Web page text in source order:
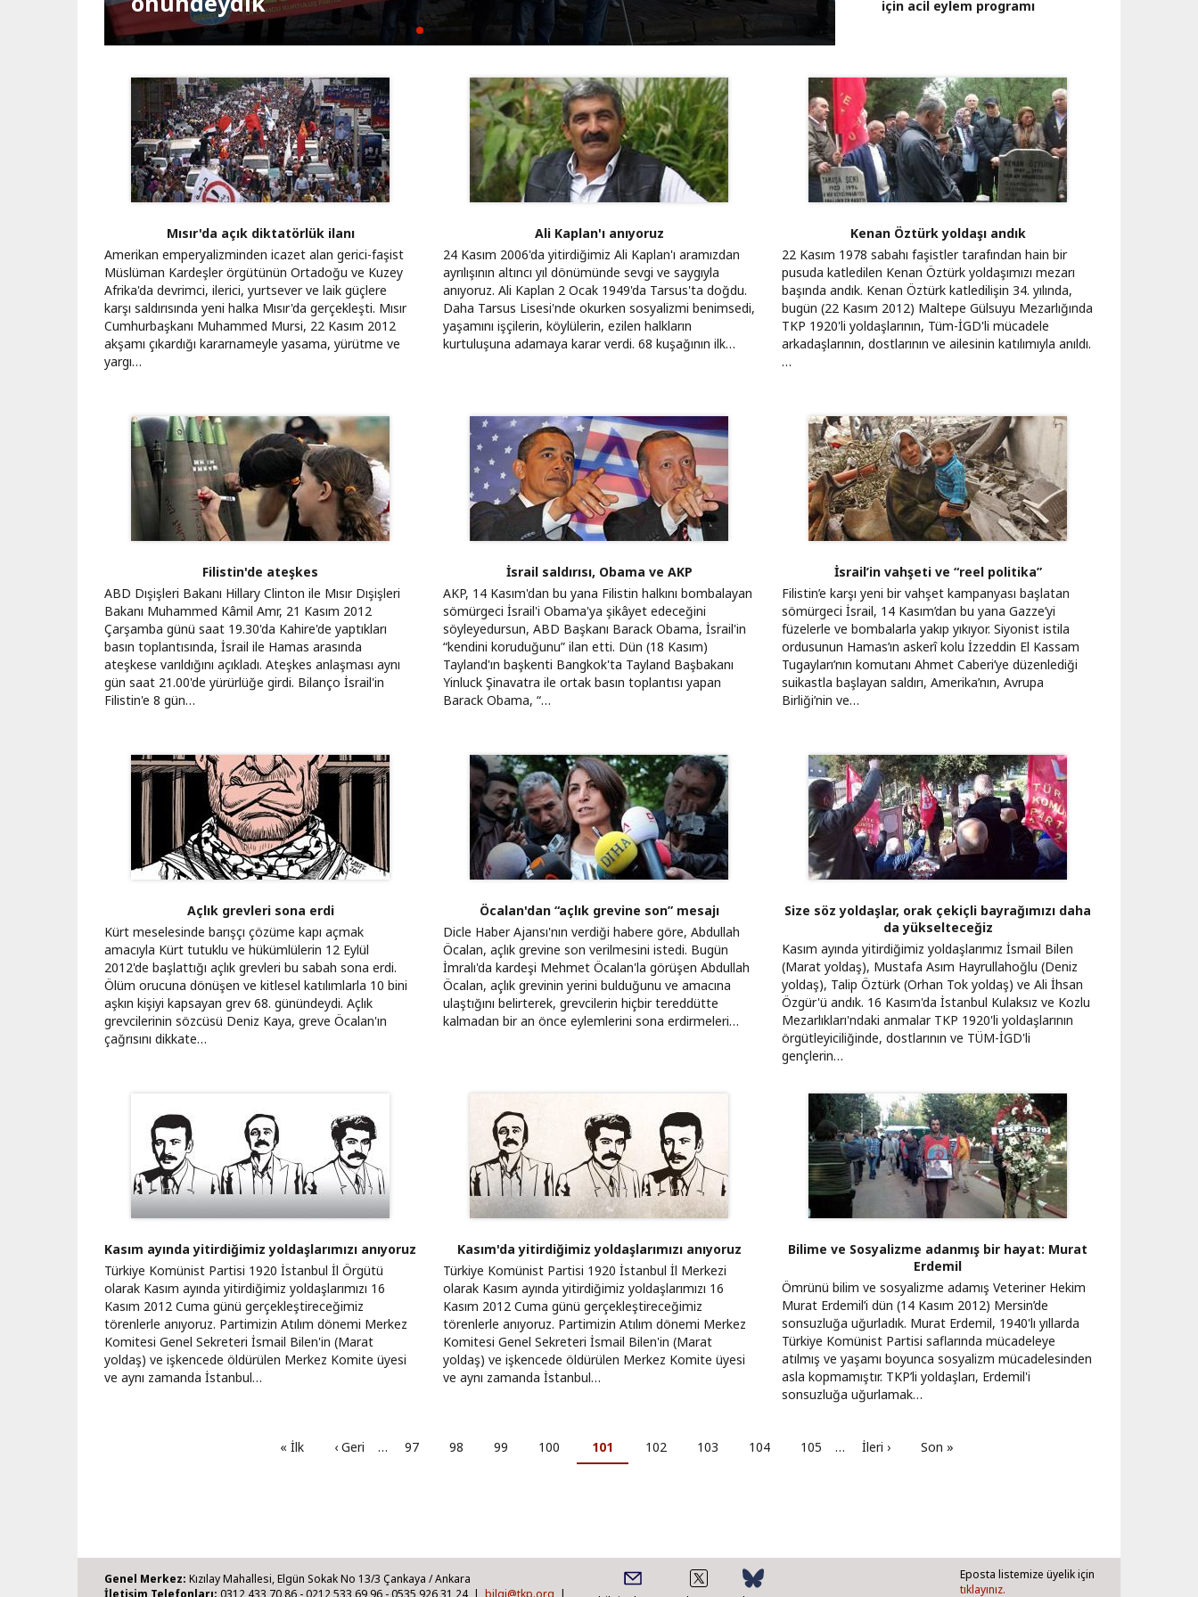
için acil eylem programı
Mısır'da açık diktatörlük ilanı
Amerikan emperyalizminden icazet alan gerici-faşist
Müslüman Kardeşler örgütünün Ortadoğu ve Kuzey
Afrika'da devrimci, ilerici, yurtsever ve laik güçlere
karşı saldırısında yeni halka Mısır'da gerçekleşti. Mısır
Cumhurbaşkanı Muhammed Mursi, 22 Kasım 2012
akşamı çıkardığı kararnameyle yasama, yürütme ve
yargı…
Ali Kaplan'ı anıyoruz
24 Kasım 2006'da yitirdiğimiz Ali Kaplan'ı aramızdan
ayrılışının altıncı yıl dönümünde sevgi ve saygıyla
anıyoruz. Ali Kaplan 2 Ocak 1949'da Tarsus'ta doğdu.
Daha Tarsus Lisesi'nde okurken sosyalizmi benimsedi,
yaşamını işçilerin, köylülerin, ezilen halkların
kurtuluşuna adamaya karar verdi. 68 kuşağının ilk…
Kenan Öztürk yoldaşı andık
22 Kasım 1978 sabahı faşistler tarafından hain bir
pusuda katledilen Kenan Öztürk yoldaşımızı mezarı
başında andık. Kenan Öztürk katledilişin 34. yılında,
bugün (22 Kasım 2012) Maltepe Gülsuyu Mezarlığında
TKP 1920'li yoldaşlarının, Tüm-İGD'li mücadele
arkadaşlarının, dostlarının ve ailesinin katılımıyla anıldı.
…
Filistin'de ateşkes
ABD Dışişleri Bakanı Hillary Clinton ile Mısır Dışişleri
Bakanı Muhammed Kâmil Amr, 21 Kasım 2012
Çarşamba günü saat 19.30'da Kahire'de yaptıkları
basın toplantısında, İsrail ile Hamas arasında
ateşkese varıldığını açıkladı. Ateşkes anlaşması aynı
gün saat 21.00'de yürürlüğe girdi. Bilanço İsrail'in
Filistin'e 8 gün…
İsrail saldırısı, Obama ve AKP
AKP, 14 Kasım'dan bu yana Filistin halkını bombalayan
sömürgeci İsrail'i Obama'ya şikâyet edeceğini
söyleyedursun, ABD Başkanı Barack Obama, İsrail'in
“kendini koruduğunu” ilan etti. Dün (18 Kasım)
Tayland'ın başkenti Bangkok'ta Tayland Başbakanı
Yinluck Şinavatra ile ortak basın toplantısı yapan
Barack Obama, “…
İsrail’in vahşeti ve “reel politika”
Filistin’e karşı yeni bir vahşet kampanyası başlatan
sömürgeci İsrail, 14 Kasım’dan bu yana Gazze’yi
füzelerle ve bombalarla yakıp yıkıyor. Siyonist istila
ordusunun Hamas’ın askerî kolu İzzeddin El Kassam
Tugayları’nın komutanı Ahmet Caberi’ye düzenlediği
suikastla başlayan saldırı, Amerika’nın, Avrupa
Birliği’nin ve…
Açlık grevleri sona erdi
Kürt meselesinde barışçı çözüme kapı açmak
amacıyla Kürt tutuklu ve hükümlülerin 12 Eylül
2012'de başlattığı açlık grevleri bu sabah sona erdi.
Ölüm orucuna dönüşen ve kitlesel katılımlarla 10 bini
aşkın kişiyi kapsayan grev 68. günündeydi. Açlık
grevcilerinin sözcüsü Deniz Kaya, greve Öcalan'ın
çağrısını dikkate…
Öcalan'dan “açlık grevine son” mesajı
Dicle Haber Ajansı'nın verdiği habere göre, Abdullah
Öcalan, açlık grevine son verilmesini istedi. Bugün
İmralı'da kardeşi Mehmet Öcalan'la görüşen Abdullah
Öcalan, açlık grevinin yerini bulduğunu ve amacına
ulaştığını belirterek, grevcilerin hiçbir tereddütte
kalmadan bir an önce eylemlerini sona erdirmeleri…
Size söz yoldaşlar, orak çekiçli bayrağımızı daha
da yükselteceğiz
Kasım ayında yitirdiğimiz yoldaşlarımız İsmail Bilen
(Marat yoldaş), Mustafa Asım Hayrullahoğlu (Deniz
yoldaş), Talip Öztürk (Orhan Tok yoldaş) ve Ali İhsan
Özgür'ü andık. 16 Kasım'da İstanbul Kulaksız ve Kozlu
Mezarlıkları'ndaki anmalar TKP 1920'li yoldaşlarının
örgütleyiciliğinde, dostlarının ve TÜM-İGD'li
gençlerin…
Kasım ayında yitirdiğimiz yoldaşlarımızı anıyoruz
Türkiye Komünist Partisi 1920 İstanbul İl Örgütü
olarak Kasım ayında yitirdiğimiz yoldaşlarımızı 16
Kasım 2012 Cuma günü gerçekleştireceğimiz
törenlerle anıyoruz. Partimizin Atılım dönemi Merkez
Komitesi Genel Sekreteri İsmail Bilen'in (Marat
yoldaş) ve işkencede öldürülen Merkez Komite üyesi
ve aynı zamanda İstanbul…
Kasım'da yitirdiğimiz yoldaşlarımızı anıyoruz
Türkiye Komünist Partisi 1920 İstanbul İl Merkezi
olarak Kasım ayında yitirdiğimiz yoldaşlarımızı 16
Kasım 2012 Cuma günü gerçekleştireceğimiz
törenlerle anıyoruz. Partimizin Atılım dönemi Merkez
Komitesi Genel Sekreteri İsmail Bilen'in (Marat
yoldaş) ve işkencede öldürülen Merkez Komite üyesi
ve aynı zamanda İstanbul…
Bilime ve Sosyalizme adanmış bir hayat: Murat
Erdemil
Ömrünü bilim ve sosyalizme adamış Veteriner Hekim
Murat Erdemil’i dün (14 Kasım 2012) Mersin’de
sonsuzluğa uğurladık. Murat Erdemil, 1940'lı yıllarda
Türkiye Komünist Partisi saflarında mücadeleye
atılmış ve yaşamı boyunca sosyalizm mücadelesinden
asla kopmamıştır. TKP’li yoldaşları, Erdemil'i
sonsuzluğa uğurlamak…
Sayfalama
İlk
« İlk Önceki
‹ Geri … Sayfa
97 Sayfa
98 Sayfa
99 Sayfa
100 Şu
an
101 Sayfa
102 Sayfa
103 Sayfa
104 Sayfa
105 … Sonraki
İleri › Son
Son »
Genel Merkez: Kızılay Mahallesi, Elgün Sokak No 13/3 Çankaya / Ankara
İletişim Telefonları: 0312 433 70 86 - 0212 533 69 96 - 0535 926 31 24 | bilgi@tkp.org |
Eposta listemize üyelik için
tıklayınız.